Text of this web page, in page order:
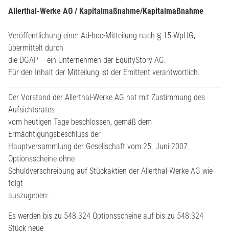
Allerthal-Werke AG / Kapitalmaßnahme/Kapitalmaßnahme
Veröffentlichung einer Ad-hoc-Mitteilung nach § 15 WpHG,
übermittelt durch
die DGAP – ein Unternehmen der EquityStory AG.
Für den Inhalt der Mitteilung ist der Emittent verantwortlich.
Der Vorstand der Allerthal-Werke AG hat mit Zustimmung des
Aufsichtsrates
vom heutigen Tage beschlossen, gemäß dem
Ermächtigungsbeschluss der
Hauptversammlung der Gesellschaft vom 25. Juni 2007
Optionsscheine ohne
Schuldverschreibung auf Stückaktien der Allerthal-Werke AG wie
folgt
auszugeben:
Es werden bis zu 548.324 Optionsscheine auf bis zu 548.324
Stück neue